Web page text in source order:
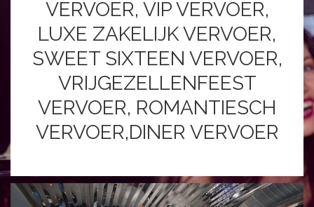
VERVOER, VIP VERVOER,
LUXE ZAKELIJK VERVOER,
SWEET SIXTEEN VERVOER,
VRIJGEZELLENFEEST
VERVOER, ROMANTIESCH
VERVOER,DINER VERVOER